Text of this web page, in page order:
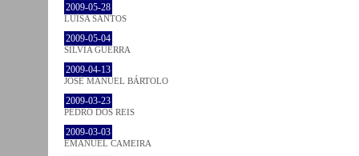
2009-05-28
LUÍSA SANTOS
2009-05-04
SÍLVIA GUERRA
2009-04-13
JOSÉ MANUEL BÁRTOLO
2009-03-23
PEDRO DOS REIS
2009-03-03
EMANUEL CAMEIRA